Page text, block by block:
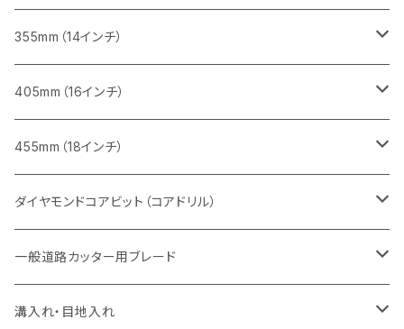
ヒューム管・U字溝切断用
鋳鉄管切断用
ヒューム管・U字溝切断用
FRP切断用
塩ビ管・キッチンパネル切断用
大理石
鋳鉄管切断用
ヒューム管・U字溝切断用
インターロッキング切断用
鋳鉄管切断用
ヒューム管・U字溝切断用
レンガ切断用
インターロッキング切断用
鋳鉄管切断用
ヒューム管・U字溝切断用
ブロック切断用
レンガ切断用
インターロッキング切断用
鋳鉄管切断用
ヒューム管・U字溝切断用
一般道路カッター用
ブロック切断用
レンガ切断用
インターロッキング切断用
一般道路カッター用
ヒューム管・U字溝切断用
アスファルト切断用
一般道路カッター用
みかげ石（御影石）切断用
セグメント
セグメント（特殊凹凸加工チップ
鉄筋コンクリート切断用
セグメントタイプ
コンクリート切断用
セグメント
セグメント（特殊凸凹加工チップ
ブロック切断用
セグメント
セグメント（特殊凸凹加工チップ
レンガ切断用
セグメント
インターロッキング切断用
355mm（14インチ）
みかげ石（御影石）切断用
セグメント
セグメント（特殊凸凹加工チップ
鉄筋コンクリート切断用
セグメントタイプ
コンクリート切断用
セグメント
セグメント（特殊凸凹加工チップ
ブロック切断用
セグメント
レンガ切断用
405mm（16インチ）
みかげ石（御影石）切断用
セグメントタイプ
コンクリート切断用
セグメントタイプ
一般道路カッター用
鉄筋コンクリート切断用
セグメントタイプ
インターロッキング切断用
455mm（18インチ）
道路コンクリート切断用
道路アスファルト切断用
ダイヤモンドコアビット（コアドリル）
Aロット
有効長 250mm
Ｃロット
一般道路カッター用ブレード
道路（アスファルト用）
溝入れ・目地入れ